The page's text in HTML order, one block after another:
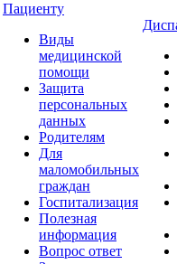
Пациенту
Виды
медицинской
помощи
Защита
персональных
данных
Родителям
Для
маломобильных
граждан
Госпитализация
Полезная
информация
Вопрос ответ